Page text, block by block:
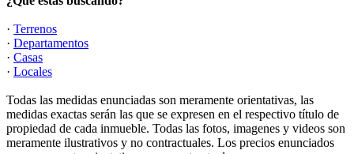
· Terrenos
· Departamentos
· Casas
· Locales
Todas las medidas enunciadas son meramente orientativas, las
medidas exactas serán las que se expresen en el respectivo título de
propiedad de cada inmueble. Todas las fotos, imagenes y videos son
meramente ilustrativos y no contractuales. Los precios enunciados